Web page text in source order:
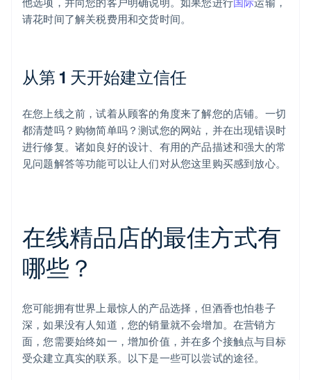
请花时间了解关税费用和交货时间。
从第 1 天开始建立信任
在您上线之前，试着从顾客的角度来了解您的店铺。一切
都清楚吗？购物简单吗？测试您的网站，并在出现错误时
进行修复。诸如良好的设计、有用的产品描述和强大的常
见问题解答等功能可以让人们对从您这里购买感到放心。
在线精品店的最佳方式有
哪些？
您可能拥有世界上最惊人的产品选择，但酒香也怕巷子
深，如果没有人知道，您的销量就不会增加。在营销方
面，您需要始终如一，增加价值，并在多个接触点与目标
受众建立真实的联系。以下是一些可以尝试的途径。